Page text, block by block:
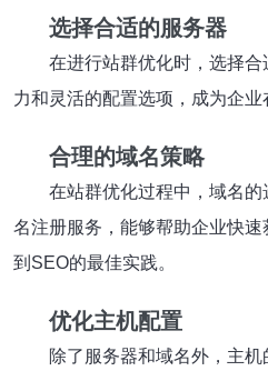
选择合适的服务器
在进行站群优化时，选择
力和灵活的配置选项，成为企
合理的域名策略
在站群优化过程中，域名
名注册服务，能够帮助企业快
到SEO的最佳实践。
优化主机配置
除了服务器和域名外，主